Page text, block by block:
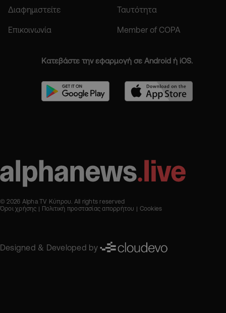
Διαφημιστείτε Ταυτότητα
Επικοινωνία Member of COPA
Κατεβάστε την εφαρμογή σε Android ή iOS.
© 2026 Alpha TV Κύπρου. All rights reserved
Όροι χρήσης
Πολιτική προστασίας απορρήτου Cookies
Designed & Developed by